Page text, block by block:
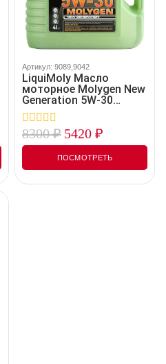
Артикул: 9089,9042
LiquiMoly Масло
моторное Molygen New
Generation 5W-30
синтетическое 4 л 9089
9042 9089,9042
0
out
5
8300₽ 5420 ₽
ПОСМОТРЕТЬ